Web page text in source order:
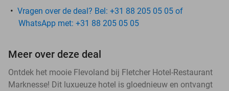
Vragen over de deal? Bel: +31 88 205 05 05 of
WhatsApp met: +31 88 205 05 05
Meer over deze deal
Ontdek het mooie Flevoland bij Fletcher Hotel-Restaurant
Marknesse! Dit luxueuze hotel is gloednieuw en ontvangt